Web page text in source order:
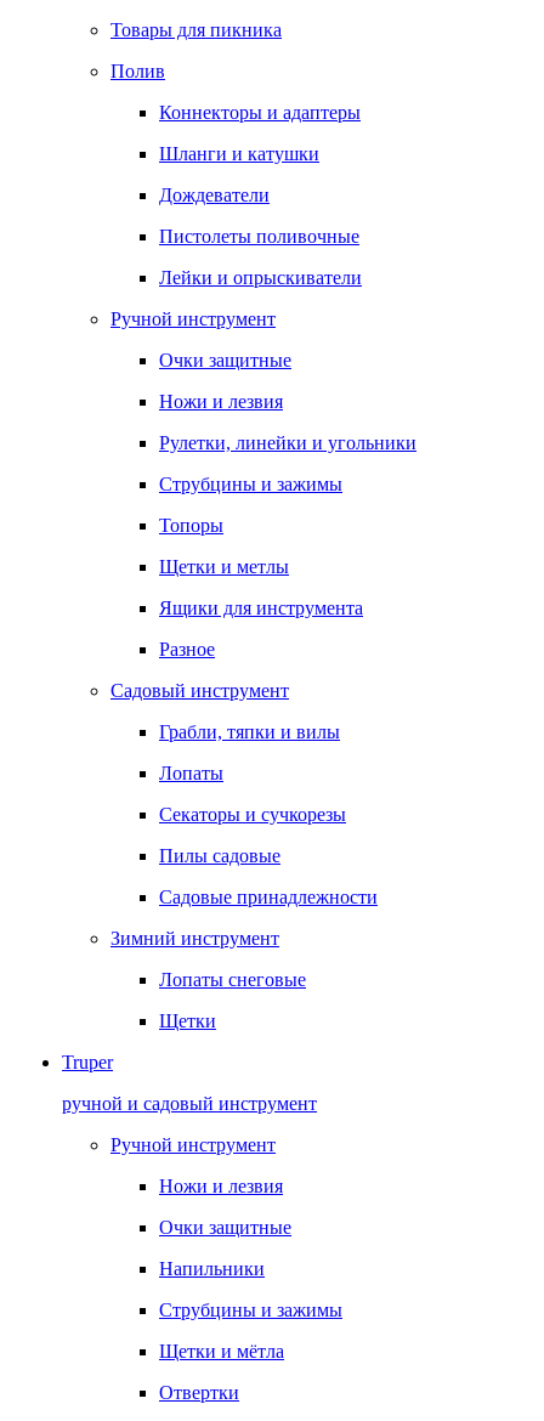
Товары для пикника
Полив
Коннекторы и адаптеры
Шланги и катушки
Дождеватели
Пистолеты поливочные
Лейки и опрыскиватели
Ручной инструмент
Очки защитные
Ножи и лезвия
Рулетки, линейки и угольники
Струбцины и зажимы
Топоры
Щетки и метлы
Ящики для инструмента
Разное
Садовый инструмент
Грабли, тяпки и вилы
Лопаты
Секаторы и сучкорезы
Пилы садовые
Садовые принадлежности
Зимний инструмент
Лопаты снеговые
Щетки
Truper
ручной и садовый инструмент
Ручной инструмент
Ножи и лезвия
Очки защитные
Напильники
Струбцины и зажимы
Щетки и мётла
Отвертки